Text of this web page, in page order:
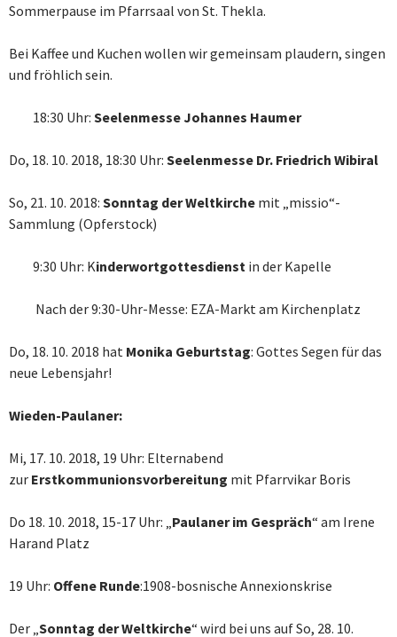
Sommerpause im Pfarrsaal von St. Thekla.
Bei Kaffee und Kuchen wollen wir gemeinsam plaudern, singen
und fröhlich sein.
18:30 Uhr: Seelenmesse Johannes Haumer
Do, 18. 10. 2018, 18:30 Uhr: Seelenmesse Dr. Friedrich Wibiral
So, 21. 10. 2018: Sonntag der Weltkirche mit „missio“-
Sammlung (Opferstock)
9:30 Uhr: Kinderwortgottesdienst in der Kapelle
Nach der 9:30-Uhr-Messe: EZA-Markt am Kirchenplatz
Do, 18. 10. 2018 hat Monika Geburtstag: Gottes Segen für das
neue Lebensjahr!
Wieden-Paulaner:
Mi, 17. 10. 2018, 19 Uhr: Elternabend
zur Erstkommunionsvorbereitung mit Pfarrvikar Boris
Do 18. 10. 2018, 15-17 Uhr: „Paulaner im Gespräch“ am Irene
Harand Platz
19 Uhr: Offene Runde:1908-bosnische Annexionskrise
Der „Sonntag der Weltkirche“ wird bei uns auf So, 28. 10.